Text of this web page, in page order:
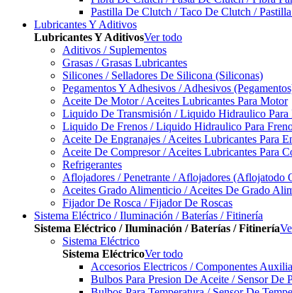
Pastilla De Clutch / Taco De Clutch /
Lubricantes Y Aditivos
Lubricantes Y AditivosVer todo
Aditivos / Suplementos
Grasas / Grasas Lubricantes
Silicones / Selladores De Silicona (Siliconas)
Pegamentos Y Adhesivos / Adhesivos
Aceite De Motor / Aceites Lubricantes Para Motor
Liquido De Transmisión / Liquido Hidraulico Para
Liquido De Frenos / Liquido Hidraulico Para
Aceite De Engranajes / Aceites Lubricantes Para
Aceite De Compresor / Aceites Lubricantes Para
Refrigerantes
Aflojadores / Penetrante / Aflojadores (Aflojatodo
Aceites Grado Alimenticio / Aceites De Grado
Fijador De Rosca / Fijador De Roscas
Sistema Eléctrico / Iluminación / Baterías / Fitinería
Sistema Eléctrico / Iluminación / Baterías / Fitinería
Sistema Eléctrico
Sistema EléctricoVer todo
Accesorios Electricos / Componentes
Bulbos Para Presion De Aceite / Sensor De